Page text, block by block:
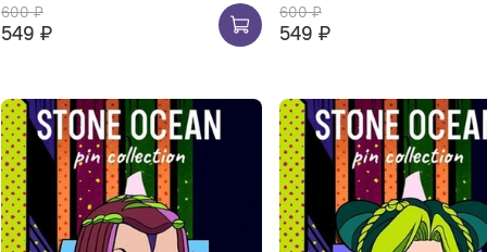
600 ₽
549 ₽
600 ₽
549 ₽